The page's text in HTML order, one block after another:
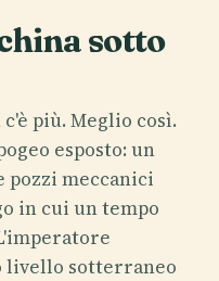
sotto
più. Meglio così.
esposto: un
meccanici
in cui un tempo
livello sotterraneo